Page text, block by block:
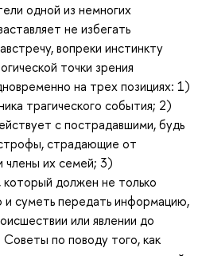
одной из немногих
не избегать
вопреки инстинкту
точки зрения
на трех позициях: 1)
трагического события; 2)
с пострадавшими, будь
страдающие от
члены их семей; 3)
должен не только
и суметь передать информацию,
или явлении до
по поводу того, как